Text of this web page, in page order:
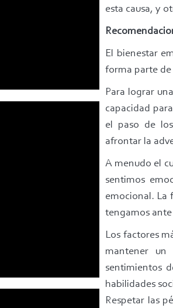
esta causa, y
El bienestar
forma parte de
Para lograr
capacidad
el paso de
afrontar la
A menudo el
sentimos
emocional. La
tengamos
Los factores
mantener un
sentimientos
habilidades
Respetar las